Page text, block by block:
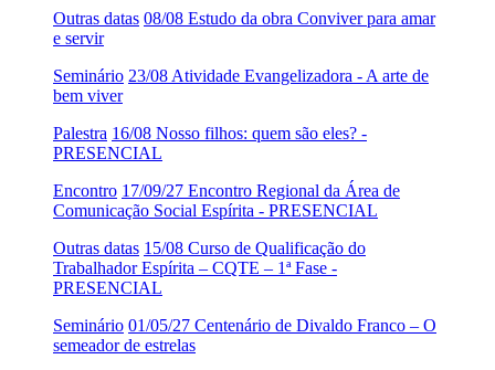
Outras datas 08/08 Estudo da obra Conviver para amar
e servir
Seminário 23/08 Atividade Evangelizadora - A arte de
bem viver
Palestra 16/08 Nosso filhos: quem são eles? -
PRESENCIAL
Encontro 17/09/27 Encontro Regional da Área de
Comunicação Social Espírita - PRESENCIAL
Outras datas 15/08 Curso de Qualificação do
Trabalhador Espírita – CQTE – 1ª Fase -
PRESENCIAL
Seminário 01/05/27 Centenário de Divaldo Franco – O
semeador de estrelas